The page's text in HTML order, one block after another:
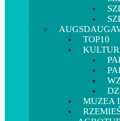
TOP10
MUZEA